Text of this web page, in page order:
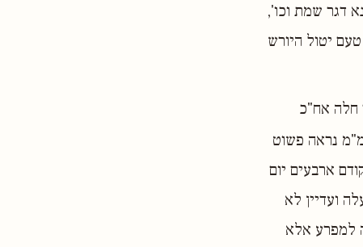
דגר שמת וכו',
יטול היורש
חלה אח"כ
מ"מ נראה פשוט
ארבעים יום
ועדיין לא
למפרע אלא